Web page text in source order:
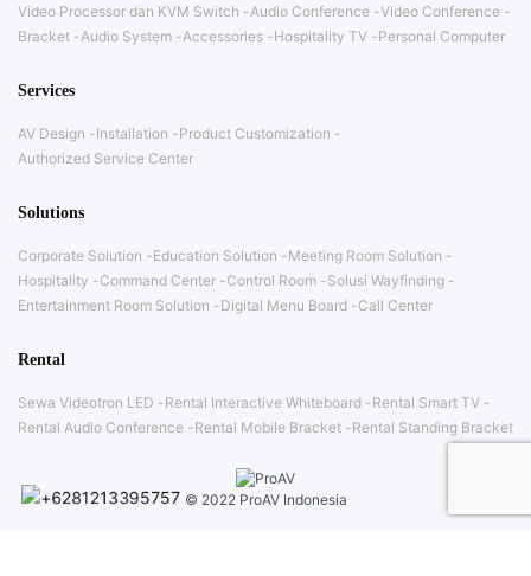
Video Processor dan KVM Switch
Audio Conference Video Conference
Bracket
Audio System Accessories Hospitality TV Personal Computer
Services
AV Design Installation
Product Customization
Authorized Service Center
Solutions
Corporate Solution Education Solution
Meeting Room Solution
Hospitality
Command Center Control Room
Solusi Wayfinding
Entertainment Room Solution
Digital Menu Board Call Center
Rental
Sewa Videotron LED Rental Interactive Whiteboard
Rental Smart TV
Rental Audio Conference
Rental Mobile Bracket Rental Standing Bracket
© 2022 ProAV Indonesia